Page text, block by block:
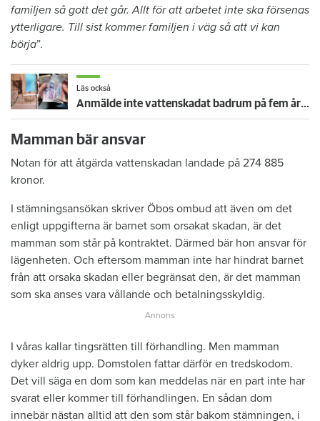
familjen så gott det går. Allt för att arbetet inte ska försenas
ytterligare. Till sist kommer familjen i väg så att vi kan
börja”.
Läs också
Anmälde inte vattenskadat badrum på fem år – krävs på 125 000 kronor
Mamman bär ansvar
Notan för att åtgärda vattenskadan landade på 274 885
kronor.
I stämningsansökan skriver Öbos ombud att även om det
enligt uppgifterna är barnet som orsakat skadan, är det
mamman som står på kontraktet. Därmed bär hon ansvar för
lägenheten. Och eftersom mamman inte har hindrat barnet
från att orsaka skadan eller begränsat den, är det mamman
som ska anses vara vållande och betalningsskyldig.
I våras kallar tingsrätten till förhandling. Men mamman
dyker aldrig upp. Domstolen fattar därför en tredskodom.
Det vill säga en dom som kan meddelas när en part inte har
svarat eller kommer till förhandlingen. En sådan dom
innebär nästan alltid att den som står bakom stämningen, i